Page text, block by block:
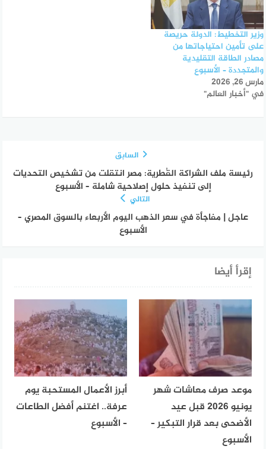
وزير التخطيط: الدولة حريصة
على تأمين احتياجاتها من
مصادر الطاقة التقليدية
والمتجددة – الأسبوع
مارس 26, 2026
في "أخبار العالم"
السابق
رئيسة ملف الشراكة القُطرية: مصر انتقلت من تشخيص التحديات
إلى تنفيذ حلول إصلاحية شاملة – الأسبوع
التالي
عاجل | مفاجأة في سعر الذهب اليوم الأربعاء بالسوق المصري –
الأسبوع
إقرأ أيضا
موعد صرف معاشات شهر
يونيو 2026 قبل عيد
الأضحى بعد قرار التبكير –
الأسبوع
أبرز الأعمال المستحبة يوم
عرفة.. اغتنم أفضل الطاعات
– الأسبوع